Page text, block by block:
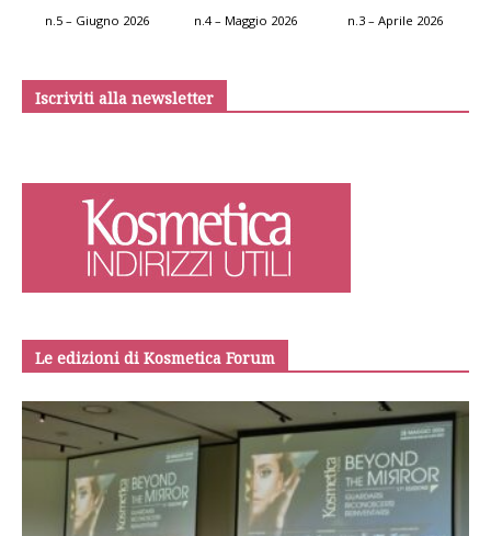
n.5 – Giugno 2026 n.4 – Maggio 2026 n.3 – Aprile 2026
Iscriviti alla newsletter
Le edizioni di Kosmetica Forum